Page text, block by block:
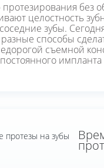
без
целостность
зубы.
разные способы
съемной
импланта